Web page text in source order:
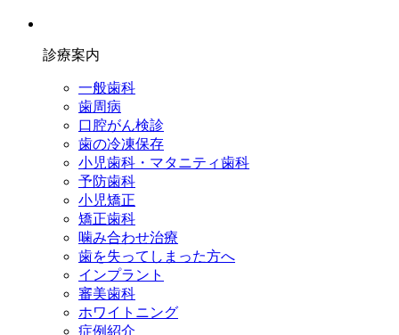
診療案内
一般歯科
歯周病
口腔がん検診
歯の冷凍保存
小児歯科・マタニティ歯科
予防歯科
小児矯正
矯正歯科
噛み合わせ治療
歯を失ってしまった方へ
インプラント
審美歯科
ホワイトニング
症例紹介